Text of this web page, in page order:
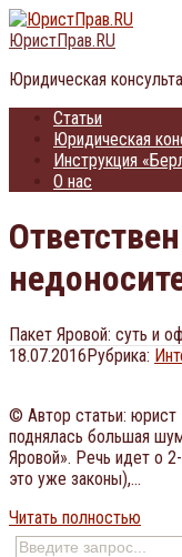
Перейти
к
ЮристПрав.RU
Юридическая
Статьи
Юридическая
Инструкция
О нас
Пакет Яровой: суть и
18.07.2016Рубрика:
© Автор статьи: юрист
поднялась большая
Яровой». Речь идет о
это уже законы),…
Читать полностью